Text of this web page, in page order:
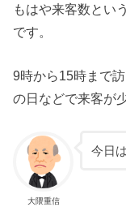
もはや来客数とい
です。
9時から15時まで
の日などで来客が
大隈重信
今日